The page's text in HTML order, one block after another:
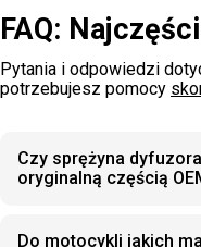
FAQ:
Pytania i odpowiedzi
potrzebujesz pomocy
Czy sprężyna
oryginalną częścią
Do motocykli jakich